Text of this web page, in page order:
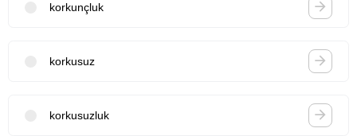
korkunçluk
korkusuz
korkusuzluk